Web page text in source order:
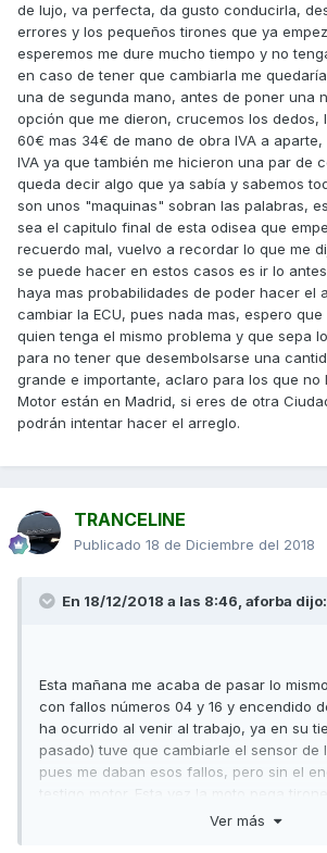
de lujo, va perfecta, da gusto conducirla,
errores y los pequeños tirones que ya
esperemos me dure mucho tiempo y no
en caso de tener que cambiarla me
una de segunda mano, antes de poner una
opción que me dieron, crucemos los dedos,
60€ mas 34€ de mano de obra IVA a
IVA ya que también me hicieron una par de
queda decir algo que ya sabía y sabemos
son unos "maquinas" sobran las palabras,
sea el capitulo final de esta odisea que
recuerdo mal, vuelvo a recordar lo que me
se puede hacer en estos casos es ir lo
haya mas probabilidades de poder hacer el
cambiar la ECU, pues nada mas, espero
quien tenga el mismo problema y que sepa
para no tener que desembolsarse una
grande e importante, aclaro para los que no
Motor están en Madrid, si eres de otra
podrán intentar hacer el arreglo.
TRANCELINE
Publicado 18 de Diciembre del 2018
En 18/12/2018 a las 8:46, aforba dijo:
Esta mañana me acaba de pasar lo
con fallos números 04 y 16 y encendido
ha ocurrido al venir al trabajo, ya en su
pasado) tuve que cambiarle el sensor de
pues me daban esos fallos, pero sin el
testigo motor. Esta vez la moto pega
y baja y se muestra muy muy inestable.
Ver más